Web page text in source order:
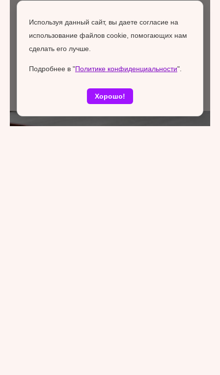
Используя данный сайт, вы даете согласие на
использование файлов cookie, помогающих нам
сделать его лучше.
Подробнее в "Политике конфиденциальности".
Хорошо!